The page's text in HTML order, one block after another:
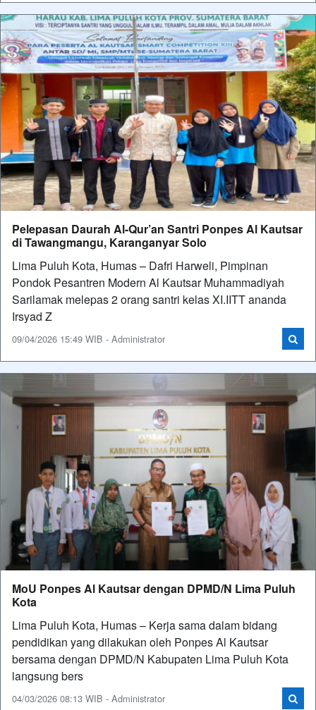
Pelepasan Daurah Al-Qur’an Santri Ponpes Al Kautsar
di Tawangmangu, Karanganyar Solo
Lima Puluh Kota, Humas – Dafri Harweli, Pimpinan
Pondok Pesantren Modern Al Kautsar Muhammadiyah
Sarilamak melepas 2 orang santri kelas XI.IITT ananda
Irsyad Z
09/04/2026 15:49 WIB - Administrator
MoU Ponpes Al Kautsar dengan DPMD/N Lima Puluh
Kota
Lima Puluh Kota, Humas – Kerja sama dalam bidang
pendidikan yang dilakukan oleh Ponpes Al Kautsar
bersama dengan DPMD/N Kabupaten Lima Puluh Kota
langsung bers
04/03/2026 08:13 WIB - Administrator